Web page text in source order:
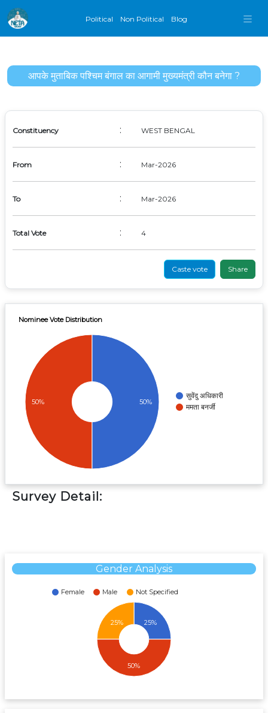
Political Non Political Blog
आपके मुताबिक पश्चिम बंगाल का आगामी मुख्यमंत्री कौन बनेगा ?
Constituency : WEST BENGAL
From : Mar-2026
To : Mar-2026
Total Vote : 4
Caste vote
Nominee Vote Distribution
सुवेंदु अधिकारी
ममता बनर्जी
50% 50%
Survey Detail:
Gender Analysis
Female Male Not Specified
25%
25%
50%